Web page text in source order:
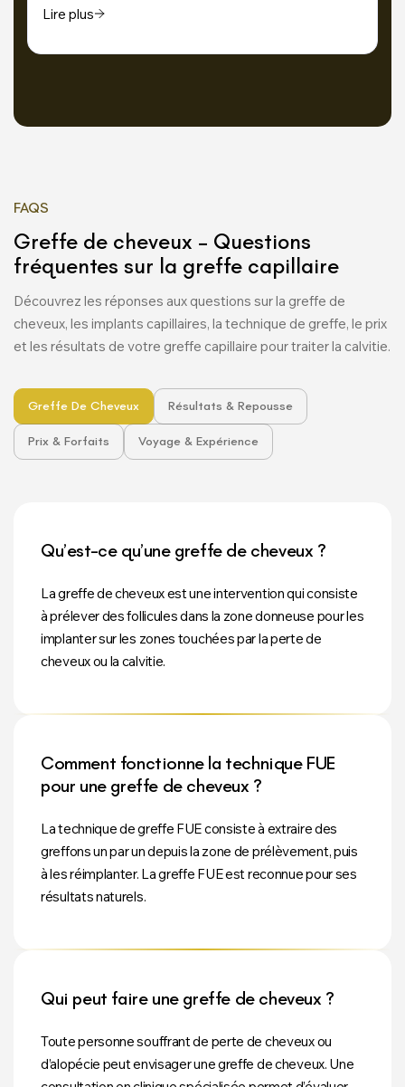
Lire plus
FAQS
Greffe de cheveux – Questions
fréquentes sur la greffe capillaire
Découvrez les réponses aux questions sur la greffe de
cheveux, les implants capillaires, la technique de greffe, le prix
et les résultats de votre greffe capillaire pour traiter la calvitie.
Greffe De Cheveux Résultats & Repousse
Prix & Forfaits Voyage & Expérience
Qu’est-ce qu’une greffe de cheveux ?
La greffe de cheveux est une intervention qui consiste
à prélever des follicules dans la zone donneuse pour les
implanter sur les zones touchées par la perte de
cheveux ou la calvitie.
Comment fonctionne la technique FUE
pour une greffe de cheveux ?
La technique de greffe FUE consiste à extraire des
greffons un par un depuis la zone de prélèvement, puis
à les réimplanter. La greffe FUE est reconnue pour ses
résultats naturels.
Qui peut faire une greffe de cheveux ?
Toute personne souffrant de perte de cheveux ou
d’alopécie peut envisager une greffe de cheveux. Une